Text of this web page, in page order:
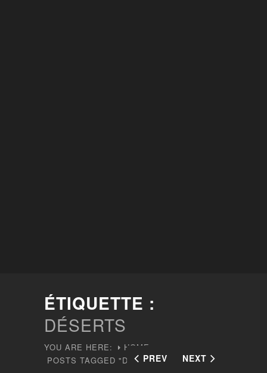
ÉTIQUETTE :
DÉSERTS
YOU ARE HERE:
HOME
POSTS TAGGED "DÉSERTS"
PREV NEXT